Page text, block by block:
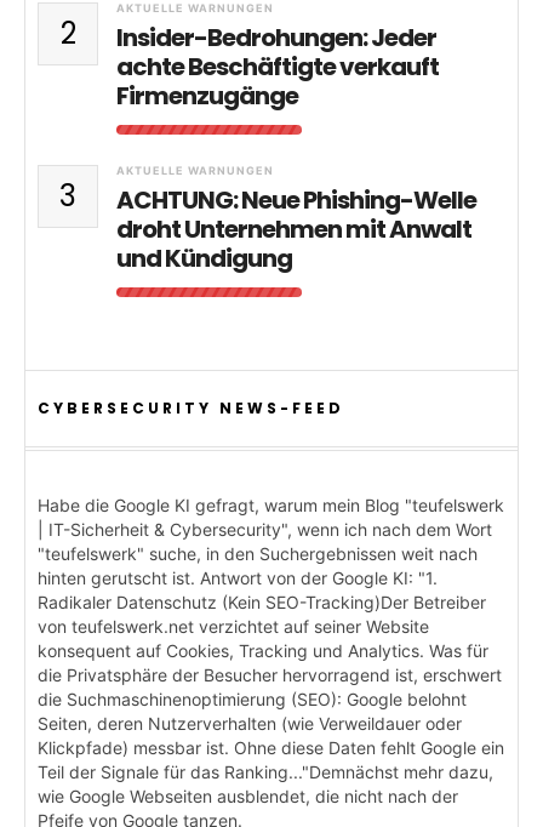
2
AKTUELLE WARNUNGEN
Insider-Bedrohungen: Jeder
achte Beschäftigte verkauft
Firmenzugänge
3
AKTUELLE WARNUNGEN
ACHTUNG: Neue Phishing-Welle
droht Unternehmen mit Anwalt
und Kündigung
CYBERSECURITY NEWS-FEED
Habe die Google KI gefragt, warum mein Blog "teufelswerk
| IT-Sicherheit & Cybersecurity", wenn ich nach dem Wort
"teufelswerk" suche, in den Suchergebnissen weit nach
hinten gerutscht ist. Antwort von der Google KI: "1.
Radikaler Datenschutz (Kein SEO-Tracking)Der Betreiber
von teufelswerk.net verzichtet auf seiner Website
konsequent auf Cookies, Tracking und Analytics. Was für
die Privatsphäre der Besucher hervorragend ist, erschwert
die Suchmaschinenoptimierung (SEO): Google belohnt
Seiten, deren Nutzerverhalten (wie Verweildauer oder
Klickpfade) messbar ist. Ohne diese Daten fehlt Google ein
Teil der Signale für das Ranking..."Demnächst mehr dazu,
wie Google Webseiten ausblendet, die nicht nach der
Pfeife von Google tanzen.